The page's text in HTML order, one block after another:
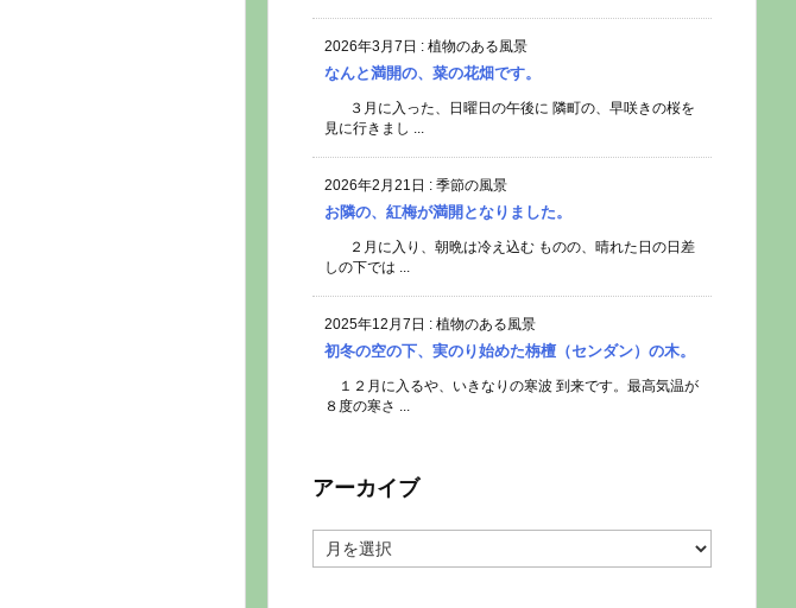
2026年3月7日 : 植物のある風景
なんと満開の、菜の花畑です。
３月に入った、日曜日の午後に 隣町の、早咲きの桜を
見に行きまし ...
2026年2月21日 : 季節の風景
お隣の、紅梅が満開となりました。
２月に入り、朝晩は冷え込む ものの、晴れた日の日差
しの下では ...
2025年12月7日 : 植物のある風景
初冬の空の下、実のり始めた栴檀（センダン）の木。
１２月に入るや、いきなりの寒波 到来です。最高気温が
８度の寒さ ...
アーカイブ
ー